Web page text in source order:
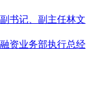
书记、副主任林文
资业务部执行总经